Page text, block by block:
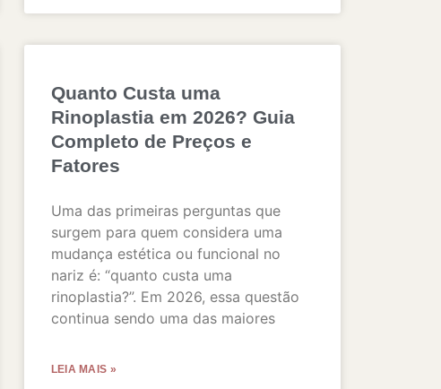
Quanto Custa uma
Rinoplastia em 2026? Guia
Completo de Preços e
Fatores
Uma das primeiras perguntas que
surgem para quem considera uma
mudança estética ou funcional no
nariz é: “quanto custa uma
rinoplastia?”. Em 2026, essa questão
continua sendo uma das maiores
LEIA MAIS »